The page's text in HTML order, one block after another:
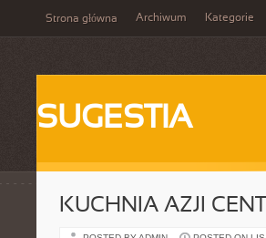
Strona główna Archiwum Kategorie
SUGESTIA
KUCHNIA AZJI